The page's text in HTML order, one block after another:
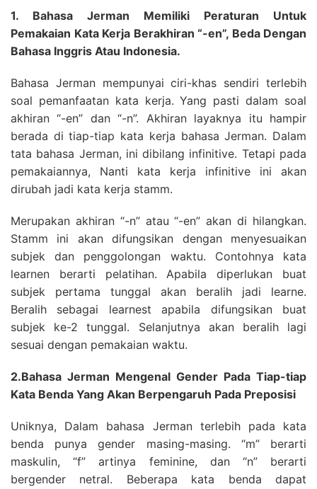
1. Bahasa Jerman Memiliki Peraturan Untuk
Pemakaian Kata Kerja Berakhiran “-en”, Beda Dengan
Bahasa Inggris Atau Indonesia.
Bahasa Jerman mempunyai ciri-khas sendiri terlebih
soal pemanfaatan kata kerja. Yang pasti dalam soal
akhiran “-en” dan “-n”. Akhiran layaknya itu hampir
berada di tiap-tiap kata kerja bahasa Jerman. Dalam
tata bahasa Jerman, ini dibilang infinitive. Tetapi pada
pemakaiannya, Nanti kata kerja infinitive ini akan
dirubah jadi kata kerja stamm.
Merupakan akhiran “-n” atau “-en” akan di hilangkan.
Stamm ini akan difungsikan dengan menyesuaikan
subjek dan penggolongan waktu. Contohnya kata
learnen berarti pelatihan. Apabila diperlukan buat
subjek pertama tunggal akan beralih jadi learne.
Beralih sebagai learnest apabila difungsikan buat
subjek ke-2 tunggal. Selanjutnya akan beralih lagi
sesuai dengan pemakaian waktu.
2.Bahasa Jerman Mengenal Gender Pada Tiap-tiap
Kata Benda Yang Akan Berpengaruh Pada Preposisi
Uniknya, Dalam bahasa Jerman terlebih pada kata
benda punya gender masing-masing. “m” berarti
maskulin, “f” artinya feminine, dan “n” berarti
bergender netral. Beberapa kata benda dapat